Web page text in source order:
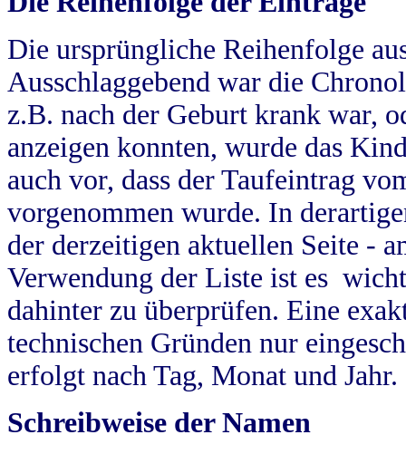
Die ursprüngliche Reihenfolge
Ausschlaggebend war die
z.B. nach der Geburt krank war,
anzeigen konnten, wurde das
auch vor, dass der Taufeintrag
vorgenommen wurde. In
der derzeitigen aktuellen Seite -
Verwendung der Liste ist es
dahinter zu überprüfen. Eine
technischen Gründen nur
erfolgt nach Tag, Monat und Jahr.
Schreibweise der Namen